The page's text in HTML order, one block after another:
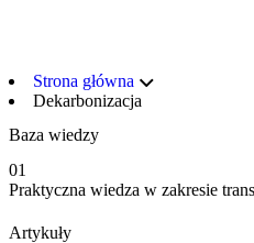
Strona główna
Dekarbonizacja
Baza wiedzy
01
Praktyczna wiedza w zakresie
Artykuły